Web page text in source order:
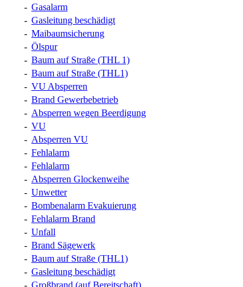
- Gasalarm
- Gasleitung beschädigt
- Maibaumsicherung
- Ölspur
- Baum auf Straße (THL 1)
- Baum auf Straße (THL1)
- VU Absperren
- Brand Gewerbebetrieb
- Absperren wegen Beerdigung
- VU
- Absperren VU
- Fehlalarm
- Fehlalarm
- Absperren Glockenweihe
- Unwetter
- Bombenalarm Evakuierung
- Fehlalarm Brand
- Unfall
- Brand Sägewerk
- Baum auf Straße (THL1)
- Gasleitung beschädigt